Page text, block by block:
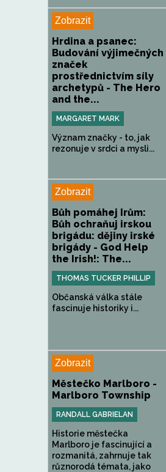
Zobrazit
Hrdina a psanec:
Budování výjimečných
značek
prostřednictvím síly
archetypů - The Hero
and the...
MARGARET MARK
Význam značky - to, jak
rezonuje v srdci a mysli...
Zobrazit
Bůh pomáhej Irům:
Bůh ochraňuj irskou
brigádu: dějiny irské
brigády - God Help
the Irish!: The...
THOMAS TUCKER PHILLIP
Občanská válka stále
fascinuje historiky i...
Zobrazit
Městečko Marlboro -
Marlboro Township
RANDALL GABRIELAN
Historie městečka
Marlboro je fascinující a
rozmanitá, zahrnuje tak
různorodá témata, jako